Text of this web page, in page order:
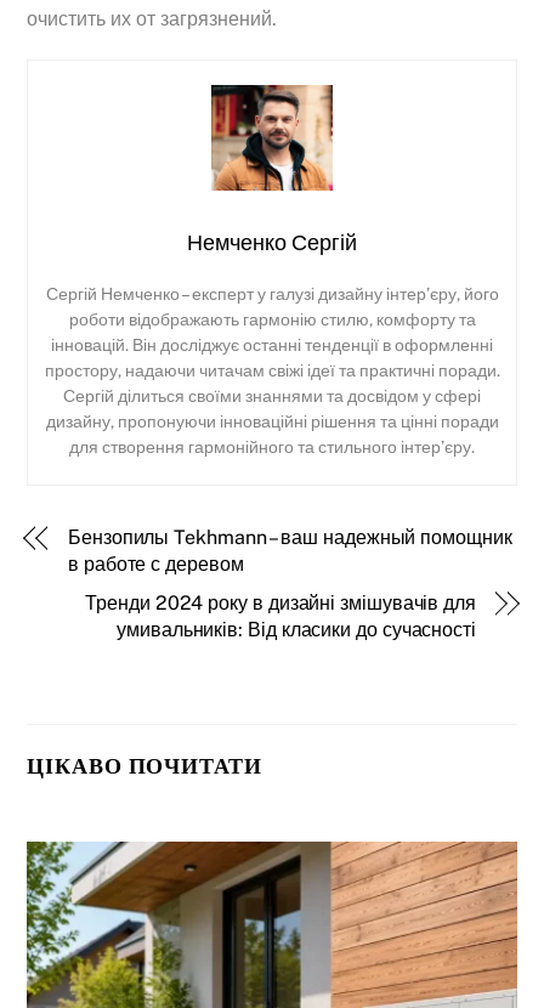
очистить их от загрязнений.
Немченко Сергій
Сергій Немченко – експерт у галузі дизайну інтер’єру, його
роботи відображають гармонію стилю, комфорту та
інновацій. Він досліджує останні тенденції в оформленні
простору, надаючи читачам свіжі ідеї та практичні поради.
Сергій ділиться своїми знаннями та досвідом у сфері
дизайну, пропонуючи інноваційні рішення та цінні поради
для створення гармонійного та стильного інтер’єру.
Бензопилы Tekhmann – ваш надежный помощник
в работе с деревом
Тренди 2024 року в дизайні змішувачів для
умивальників: Від класики до сучасності
ЦІКАВО ПОЧИТАТИ